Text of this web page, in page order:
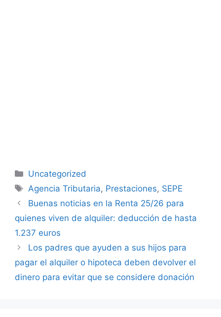
Categorías
Uncategorized
Etiquetas
Agencia Tributaria, Prestaciones, SEPE
Buenas noticias en la Renta 25/26 para
quienes viven de alquiler: deducción de hasta
1.237 euros
Los padres que ayuden a sus hijos para
pagar el alquiler o hipoteca deben devolver el
dinero para evitar que se considere donación